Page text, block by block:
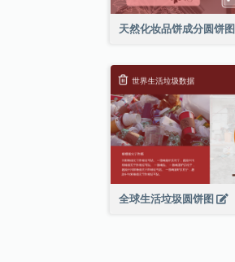
天然化妆品饼成分圆饼图
全球生活垃圾圆饼图